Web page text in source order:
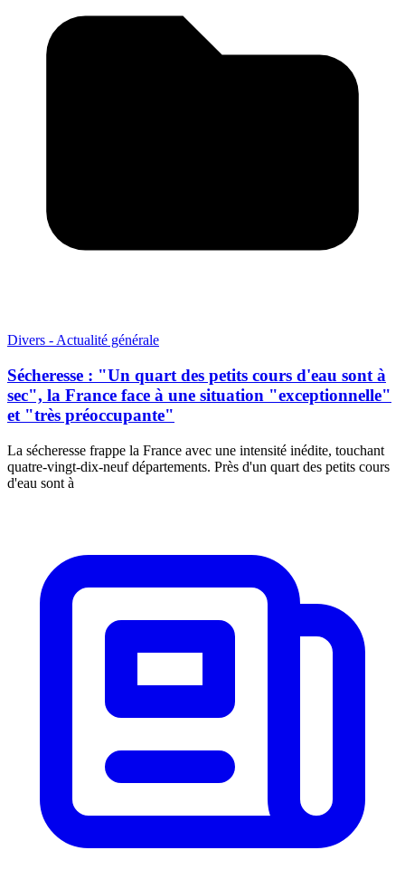
Divers - Actualité générale
Sécheresse : "Un quart des petits cours d'eau sont à
sec", la France face à une situation "exceptionnelle"
et "très préoccupante"
La sécheresse frappe la France avec une intensité inédite, touchant
quatre-vingt-dix-neuf départements. Près d'un quart des petits cours
d'eau sont à